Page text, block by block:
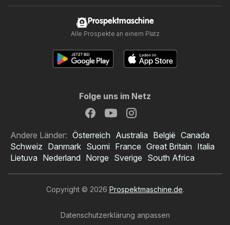
Prospektmaschine
Alle Prospekte an einem Platz
Folge uns im Netz
Andere Länder: Österreich Australia België Canada
Schweiz Danmark Suomi France Great Britain Italia
Lietuva Nederland Norge Sverige South Africa
Copyright © 2026 Prospektmaschine.de.
Datenschutzerklärung anpassen